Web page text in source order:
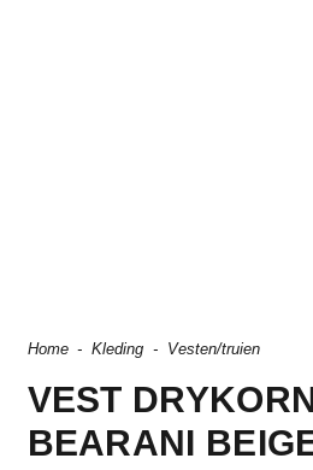
Home - Kleding - Vesten/truien
VEST
BEARANI